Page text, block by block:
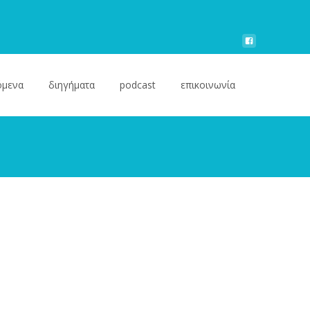
διηγήματα podcast επικοινωνία